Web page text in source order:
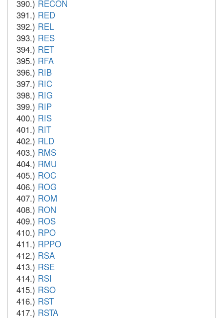
390.) RECON
391.) RED
392.) REL
393.) RES
394.) RET
395.) RFA
396.) RIB
397.) RIC
398.) RIG
399.) RIP
400.) RIS
401.) RIT
402.) RLD
403.) RMS
404.) RMU
405.) ROC
406.) ROG
407.) ROM
408.) RON
409.) ROS
410.) RPO
411.) RPPO
412.) RSA
413.) RSE
414.) RSI
415.) RSO
416.) RST
417.) RSTA